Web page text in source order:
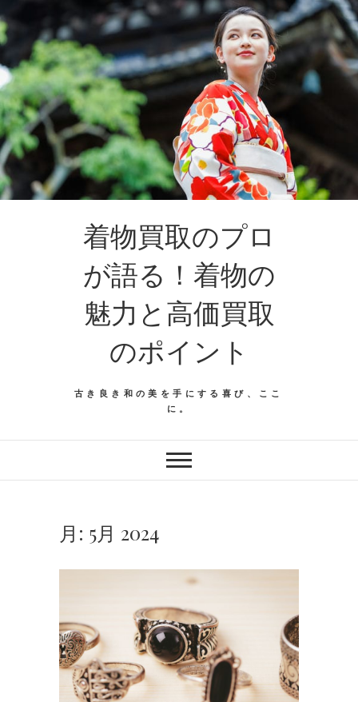
着物買取のプロ
が語る！着物の
魅力と高価買取
のポイント
古き良き和の美を手にする喜び、ここ
に。
月: 5月 2024